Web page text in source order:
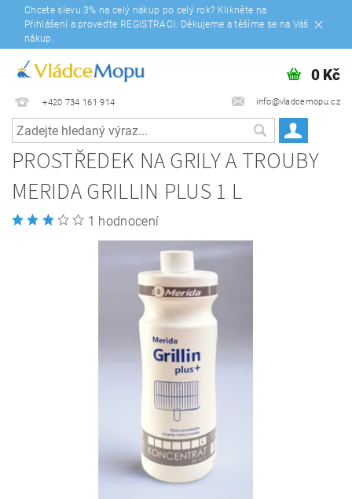
Chcete slevu 3% na celý nákup po celý rok? Klikněte na
Přihlášení a proveďte REGISTRACI. Děkujeme a těšíme se na Váš
nákup.
+420 734 161 914 info@vladcemopu.cz
0 Kč
PROSTŘEDEK NA GRILY A TROUBY
MERIDA GRILLIN PLUS 1 L
1 hodnocení